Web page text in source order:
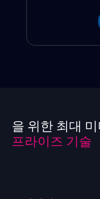
을 위한 최대
프라이즈 기술